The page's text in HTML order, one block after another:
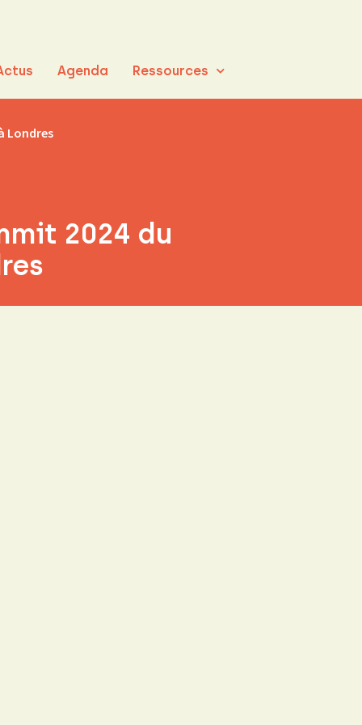
Agenda Ressources
Londres
2024 du